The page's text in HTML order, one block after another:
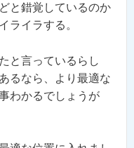
と錯覚しているのか
ライラする。
と言っているらし
るなら、より最適な
わかるでしょうが